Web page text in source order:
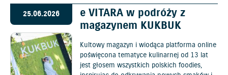
25.06.2026
e VITARA w podróży z
magazynem KUKBUK
Kultowy magazyn i wiodąca platforma online
poświęcona tematyce kulinarnej od 13 lat
jest głosem wszystkich polskich foodies,